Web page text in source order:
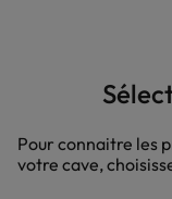
L'ABUS D'ALCOOL EST
Pour connaitre les
votre cave,